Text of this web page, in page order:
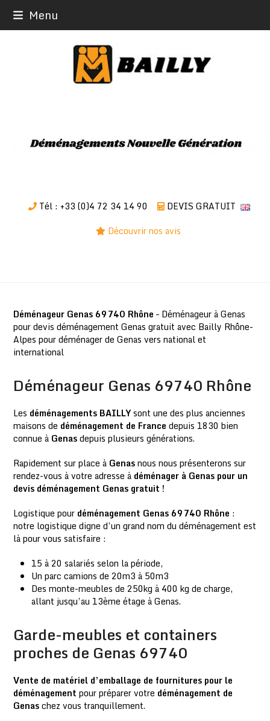
content
Menu
Tél : +33 (0)4 72 34 14 90
DEVIS GRATUIT
Découvrir nos avis
Déménageur Genas 69740 Rhône – Déménageur à Genas
pour devis déménagement Genas gratuit avec Bailly Rhône-
Alpes pour déménager de Genas vers national et
international
Déménageur Genas 69740 Rhône
Les déménagements BAILLYsont une des plus anciennes
maisons de déménagement de France depuis 1830 bien
connue à Genasdepuis plusieurs générations.
Rapidement sur place à Genasnous nous présenterons sur
rendez-vous à votre adresse à déménager à Genas pour un
devis déménagement Genas gratuit !
Logistique pour déménagement Genas 69740 Rhône :
notre logistique digne d’un grand nom du déménagement est
là pour vous satisfaire :
15 à 20 salariés selon la période,
Un parc camions de 20m3 à 50m3
Des monte-meubles de 250kg à 400 kg de charge,
allant jusqu’au 13ème étage à Genas.
Garde-meubles et containers
proches de Genas 69740
Vente de matériel d’emballage de fournitures pour le
déménagement pour préparer votre déménagement de
Genaschez vous tranquillement.